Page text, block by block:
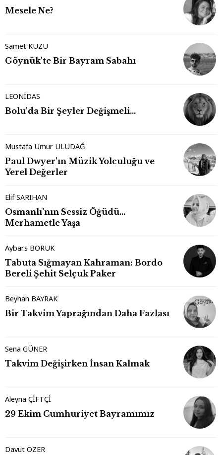
Mesele Ne?
Samet KUZU
Göynük'te Bir Bayram Sabahı
LEONİDAS
Bolu'da Bir Şeyler Değişmeli…
Mustafa Umur ULUDAĞ
Paul Dwyer'ın Müzik Yolculuğu ve
Yerel Değerler
Elif SARIHAN
Osmanlı’nın Sessiz Öğüdü…
Merhametle Yaşa
Aybars BORUK
Tabuta Sığmayan Kahraman: Bordo
Bereli Şehit Selçuk Paker
Beyhan BAYRAK
Bir Takvim Yaprağından Daha Fazlası
Sena GÜNER
Takvim Değişirken İnsan Kalmak
Aleyna ÇİFTÇİ
29 Ekim Cumhuriyet Bayramımız
Davut ÖZER